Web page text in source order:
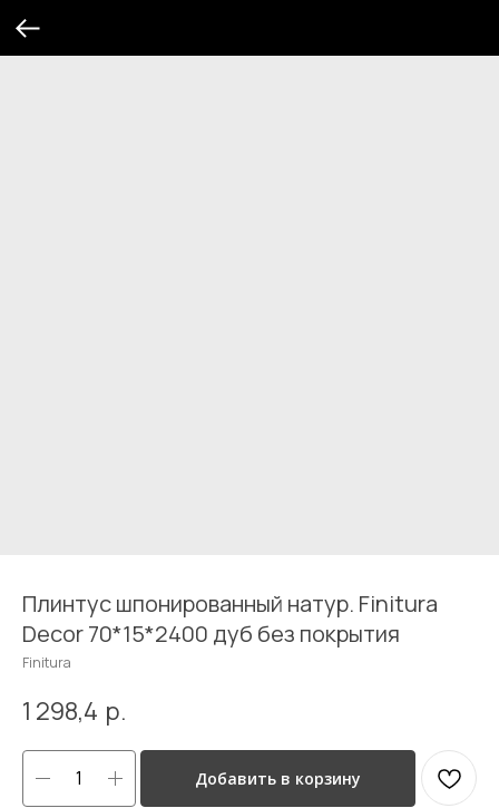
Плинтус шпонированный натур. Finitura
Decor 70*15*2400 дуб без покрытия
Finitura
1 298,4 р.
Добавить в корзину